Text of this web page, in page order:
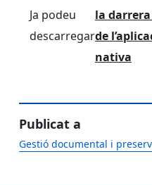
Ja podeu
descarregar
la
de
nativa
Publicat a
Gestió documental i